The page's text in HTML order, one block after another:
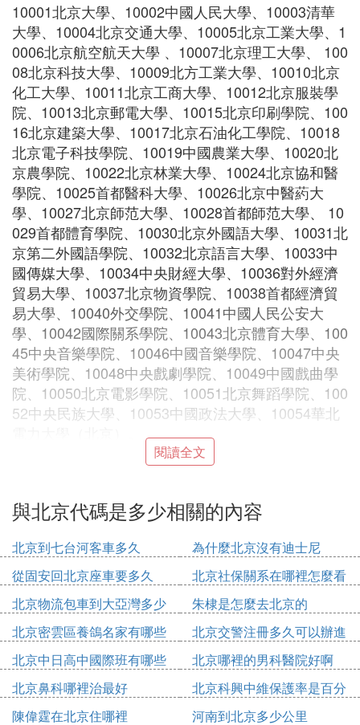
10001北京大學、10002中國人民大學、10003清華
大學、10004北京交通大學、10005北京工業大學、1
0006北京航空航天大學 、10007北京理工大學、 100
08北京科技大學、10009北方工業大學、10010北京
化工大學、10011北京工商大學、10012北京服裝學
院、10013北京郵電大學、10015北京印刷學院、100
16北京建築大學、10017北京石油化工學院、10018
北京電子科技學院、10019中國農業大學、10020北
京農學院、10022北京林業大學、10024北京協和醫
學院、10025首都醫科大學、10026北京中醫葯大
學、10027北京師范大學、10028首都師范大學、 10
029首都體育學院、10030北京外國語大學、10031北
京第二外國語學院、10032北京語言大學、10033中
國傳媒大學、10034中央財經大學、10036對外經濟
貿易大學、10037北京物資學院、10038首都經濟貿
易大學、10040外交學院、10041中國人民公安大
學、10042國際關系學院、10043北京體育大學、100
45中央音樂學院、10046中國音樂學院、10047中央
美術學院、10048中央戲劇學院、10049中國戲曲學
院、10050北京電影學院、10051北京舞蹈學院、100
52中央民族大學、10053中國政法大學、10054華北
㈡ 北京的城市代碼是多少
北京的城市代碼CHXX0008
哈爾濱的城市代碼CHXX0046
其他城市的代碼表：
阿巴嘎旗 CHXX0243
阿城 CHXX0001
愛輝 CHXX0174
阿合奇 CHXX0210
阿拉爾 CHXX0212
阿勒泰 CHXX0196
安達 CHXX0187
閱讀全文
與北京代碼是多少相關的內容
北京到七台河客車多久
為什麼北京沒有迪士尼
從固安回北京座車要多久
北京社保關系在哪裡怎麼看
北京物流包車到大亞灣多少
錢
朱棣是怎麼去北京的
北京密雲區養鴿名家有哪些
人
北京交警注冊多久可以辦進
京證
北京中日高中國際班有哪些
北京哪裡的男科醫院好啊
北京鼻科哪裡治最好
北京科興中維保護率是百分
之多少
陳偉霆在北京住哪裡 河南到北京多少公里